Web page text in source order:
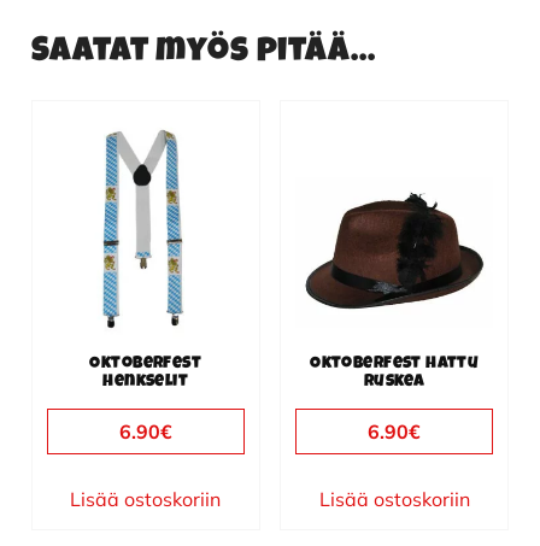
Saatat myös pitää...
Oktoberfest
henkselit
6.90€
Lisää ostoskoriin
Oktoberfest hattu
ruskea
6.90€
Lisää ostoskoriin